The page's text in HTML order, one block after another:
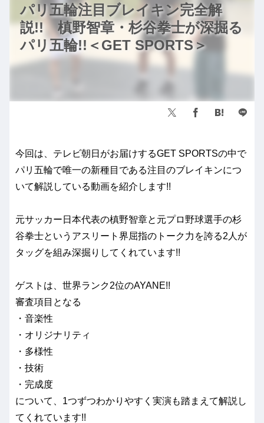
パリ五輪注目ブレイキン完全解
説!! 槙野智章・杉谷拳士が深掘る
パリ五輪!!＜GET SPORTS＞
今回は、テレビ朝日がお届けするGET SPORTSの中で
パリ五輪で唯一の新種目である注目のブレイキンにつ
いて解説している動画を紹介します!!
元サッカー日本代表の槙野智章と元プロ野球選手の杉
谷拳士というアスリート界屈指のトーク力を誇る2人が
タッグを組み深掘りしてくれています!!
ゲストは、世界ランク2位のAYANE!!
審査項目となる
・音楽性
・オリジナリティ
・多様性
・技術
・完成度
について、1つずつわかりやすく実演も踏まえて解説し
てくれています!!